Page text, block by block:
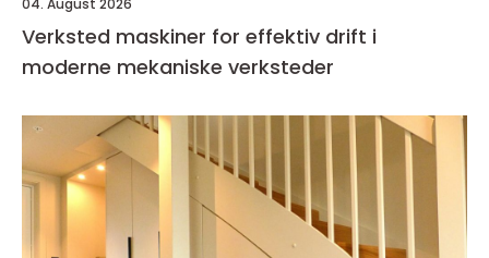
04. August 2026
Verksted maskiner for effektiv drift i
moderne mekaniske verksteder